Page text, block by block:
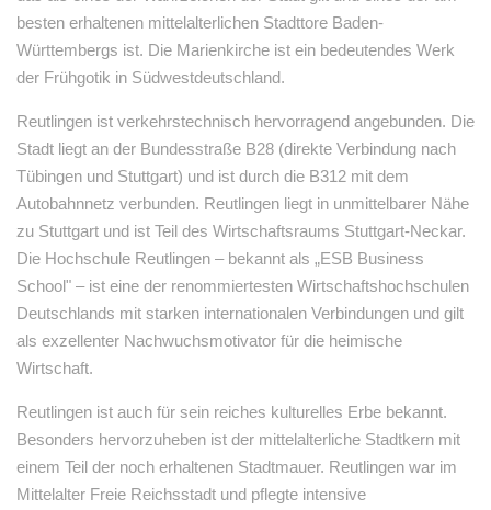
besten erhaltenen mittelalterlichen Stadttore Baden-
Württembergs ist. Die Marienkirche ist ein bedeutendes Werk
der Frühgotik in Südwestdeutschland.
Reutlingen ist verkehrstechnisch hervorragend angebunden. Die
Stadt liegt an der Bundesstraße B28 (direkte Verbindung nach
Tübingen und Stuttgart) und ist durch die B312 mit dem
Autobahnnetz verbunden. Reutlingen liegt in unmittelbarer Nähe
zu Stuttgart und ist Teil des Wirtschaftsraums Stuttgart-Neckar.
Die Hochschule Reutlingen – bekannt als „ESB Business
School" – ist eine der renommiertesten Wirtschaftshochschulen
Deutschlands mit starken internationalen Verbindungen und gilt
als exzellenter Nachwuchsmotivator für die heimische
Wirtschaft.
Reutlingen ist auch für sein reiches kulturelles Erbe bekannt.
Besonders hervorzuheben ist der mittelalterliche Stadtkern mit
einem Teil der noch erhaltenen Stadtmauer. Reutlingen war im
Mittelalter Freie Reichsstadt und pflegte intensive